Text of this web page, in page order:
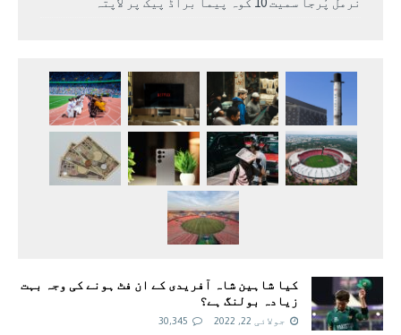
نرمل پُرجا سمیت 10 کوہ پیما براڈ پیک پر لاپتہ
کیا شاہین شاہ آفریدی کے ان فٹ ہونے کی وجہ بہت
زیادہ بولنگ ہے؟
جولائی 22, 2022 30,345